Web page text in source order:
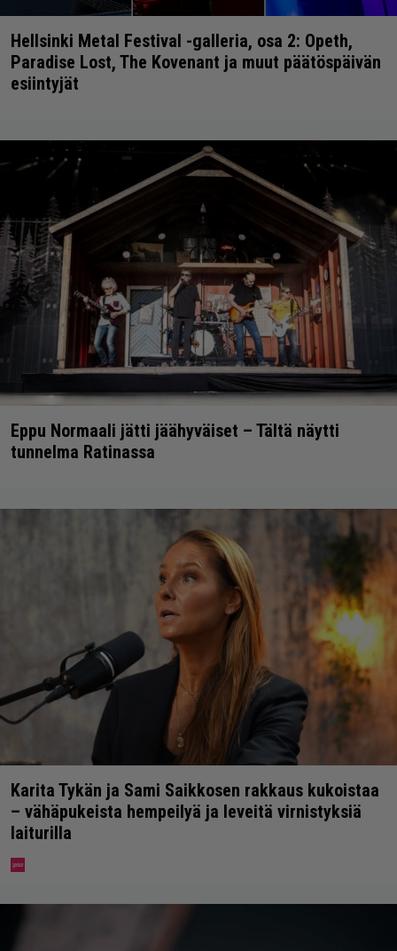
Hellsinki Metal Festival -galleria, osa 2: Opeth,
Paradise Lost, The Kovenant ja muut päätöspäivän
esiintyjät
Eppu Normaali jätti jäähyväiset – Tältä näytti
tunnelma Ratinassa
Karita Tykän ja Sami Saikkosen rakkaus kukoistaa
– vähäpukeista hempeilyä ja leveitä virnistyksiä
laiturilla